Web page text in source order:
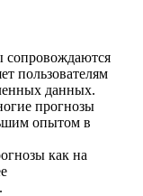
сопровождаются
пользователям
данных.
прогнозы
опытом в
как на